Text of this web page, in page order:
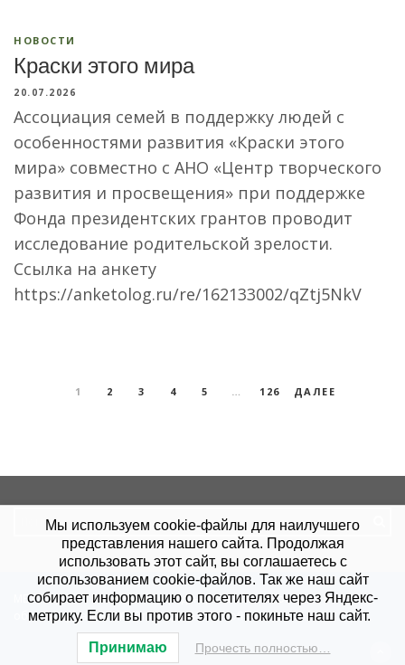
НОВОСТИ
Краски этого мира
20.07.2026
Ассоциация семей в поддержку людей с
особенностями развития «Краски этого
мира» совместно с АНО «Центр творческого
развития и просвещения» при поддержке
Фонда президентских грантов проводит
исследование родительской зрелости.
Ссылка на анкету
https://anketolog.ru/re/162133002/qZtj5NkV
Пагинация
записей1 2 3 4 5 … 126 ДАЛЕЕ
Search
for:
МБУ "КЦСОН". Политика конфиденциальности.Согласие на
обработку данных. Сайт создан в Site-Profi.ru.
Мы используем cookie-файлы для наилучшего
представления нашего сайта. Продолжая
использовать этот сайт, вы соглашаетесь с
использованием cookie-файлов. Так же наш сайт
собирает информацию о посетителях через Яндекс-
метрику. Если вы против этого - покиньте наш сайт.
Принимаю Прочесть полностью…